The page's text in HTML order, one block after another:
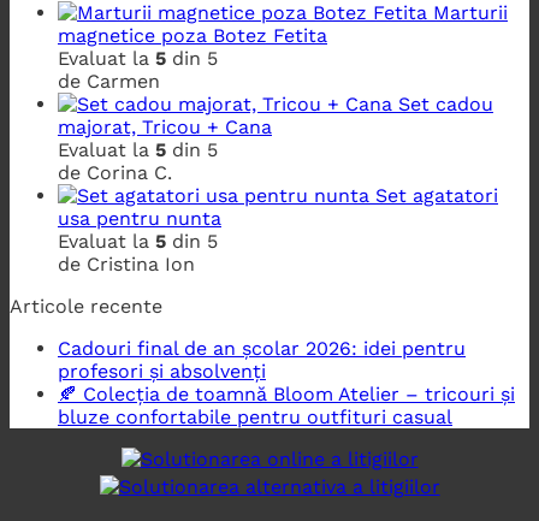
Marturii
magnetice poza Botez Fetita
Evaluat la 5 din 5
de Carmen
Set cadou
majorat, Tricou + Cana
Evaluat la 5 din 5
de Corina C.
Set agatatori
usa pentru nunta
Evaluat la 5 din 5
de Cristina Ion
Articole recente
Cadouri final de an școlar 2026: idei pentru
profesori și absolvenți
🍂 Colecția de toamnă Bloom Atelier – tricouri și
bluze confortabile pentru outfituri casual